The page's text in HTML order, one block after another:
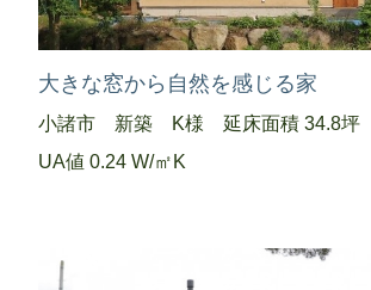
大きな窓から自然を感じる家
小諸市 新築 K様 延床面積 34.8坪
UA値 0.24 W/㎡K